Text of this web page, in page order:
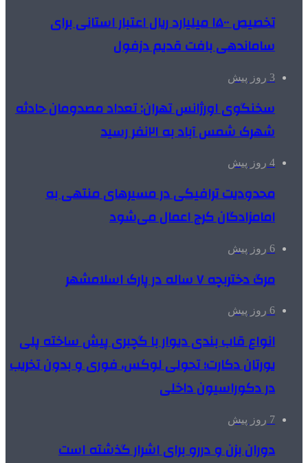
تخصیص ۱۵۰۰ میلیارد ریال اعتبار استانی برای
ساماندهی بافت قدیم دزفول
3 روز پیش
سخنگوی اورژانس تهران: تعداد مصدومان حادثه
شهرک شمس آباد به ۲۱نفر رسید
4 روز پیش
محدودیت ترافیکی در مسیرهای منتهی به
امامزادگان کرج اعمال می‌شود
6 روز پیش
مرگ دختربچه ۷ ساله در پارک اسلامشهر
6 روز پیش
انواع قاب بندی دیوار با گچبری پیش ساخته پلی
یورتان دکارت؛ تحولی لوکس، فوری و بدون تخریب
در دکوراسیون داخلی
7 روز پیش
دوران بزن و دررو برای اشرار گذشته است